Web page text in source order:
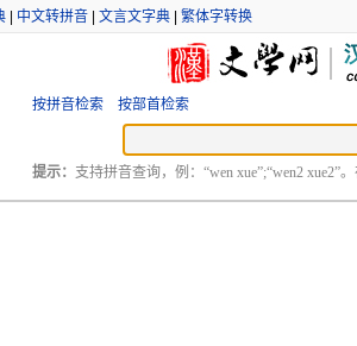
| 中文转拼音| 文言文字典| 繁体字转换
按拼音检索 按部首检索
提示： 支持拼音查询，例：“wen xue”;“wen2 xue2”